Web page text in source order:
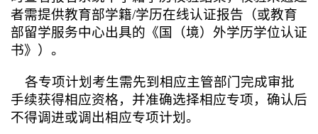
者需提供教育部学籍/学历在线认证报告（或教育
部留学服务中心出具的《国（境）外学历学位认证
书》 ）。
各专项计划考生需先到相应主管部门完成审批
手续获得相应资格，并准确选择相应专项，确认后
不得调进或调出相应专项计划。